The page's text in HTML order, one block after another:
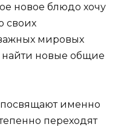
новое блюдо хочу
своих
мировых
найти новые общие
именно
переходят